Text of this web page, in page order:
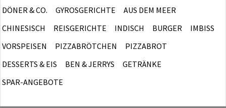
DÖNER & CO.
GYROSGERICHTE
AUS DEM MEER
CHINESISCH
REISGERICHTE INDISCH BURGER
IMBISS
VORSPEISEN
PIZZABRÖTCHEN
PIZZABROT
DESSERTS & EIS
BEN & JERRYS
GETRÄNKE
SPAR-ANGEBOTE